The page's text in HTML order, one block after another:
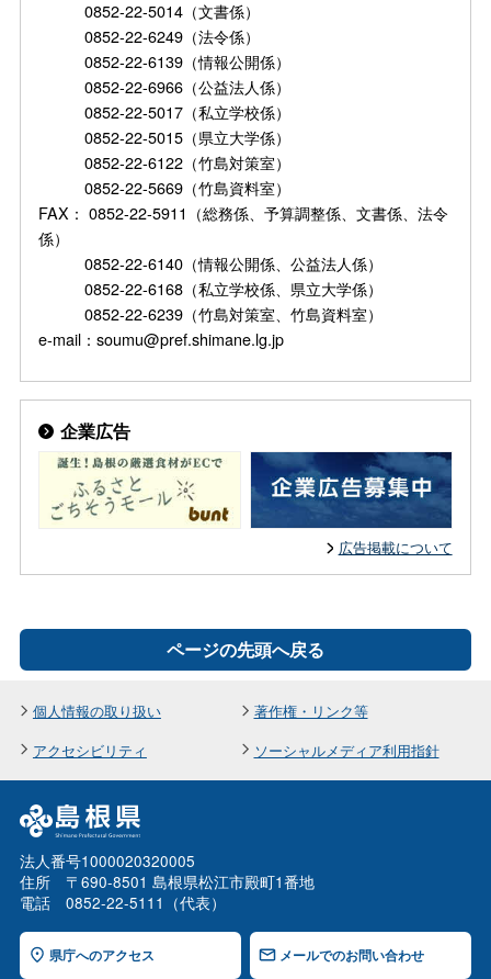
0852-22-5014（文書係）
0852-22-6249（法令係）
0852-22-6139（情報公開係）
0852-22-6966（公益法人係）
0852-22-5017（私立学校係）
0852-22-5015（県立大学係）
0852-22-6122（竹島対策室）
0852-22-5669（竹島資料室）
FAX： 0852-22-5911（総務係、予算調整係、文書係、法令
係）
0852-22-6140（情報公開係、公益法人係）
0852-22-6168（私立学校係、県立大学係）
0852-22-6239（竹島対策室、竹島資料室）
e-mail：soumu@pref.shimane.lg.jp
企業広告
広告掲載について
ページの先頭へ戻る
個人情報の取り扱い
著作権・リンク等
アクセシビリティ
ソーシャルメディア利用指針
法人番号1000020320005
住所 〒690-8501 島根県松江市殿町1番地
電話 0852-22-5111（代表）
県庁へのアクセス メールでのお問い合わせ